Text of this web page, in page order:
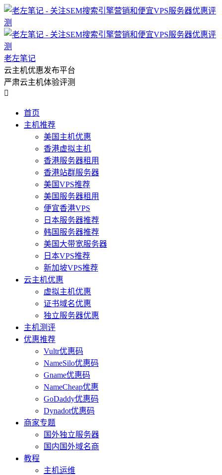
老左笔记
云主机优惠发布平台
严肃云主机体验评测

首页
主机推荐
美国主机优惠
香港虚拟主机
香港服务器租用
香港站群服务器
美国VPS推荐
美国服务器租用
便宜香港VPS
日本服务器推荐
韩国服务器推荐
美国大带宽服务器
日本VPS推荐
新加坡VPS推荐
云主机优惠
虚拟主机优惠
证书域名优惠
独立服务器优惠
主机测评
优惠推荐
Vultr优惠码
NameSilo优惠码
Gname优惠码
NameCheap优惠
GoDaddy优惠码
Dynadot优惠码
商家专题
国外独立服务器
国内国外域名商
教程
主机运维